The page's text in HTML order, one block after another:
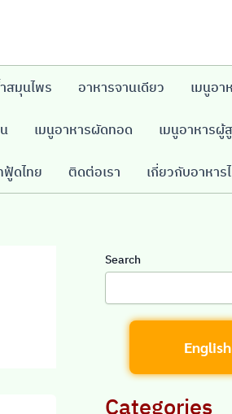
สมุนไพร อาหารจานเดียว เมนูอา
เมนูอาหารผัดทอด เมนูอาหารผู้
ฟู้ดไทย ติดต่อเรา เกี่ยวกับอาหาร
Search
Categories